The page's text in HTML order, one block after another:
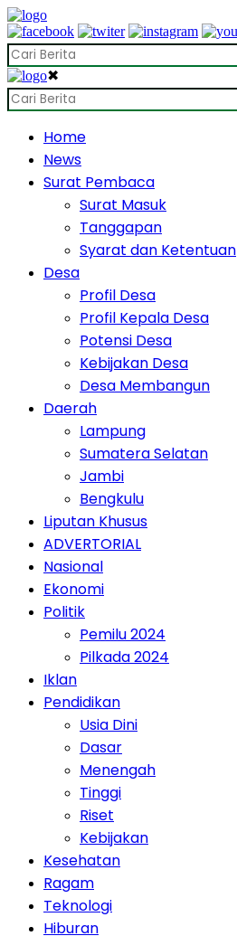
✖
Home
News
Surat Pembaca
Surat Masuk
Tanggapan
Syarat dan Ketentuan
Desa
Profil Desa
Profil Kepala Desa
Potensi Desa
Kebijakan Desa
Desa Membangun
Daerah
Lampung
Sumatera Selatan
Jambi
Bengkulu
Liputan Khusus
ADVERTORIAL
Nasional
Ekonomi
Politik
Pemilu 2024
Pilkada 2024
Iklan
Pendidikan
Usia Dini
Dasar
Menengah
Tinggi
Riset
Kebijakan
Kesehatan
Ragam
Teknologi
Hiburan